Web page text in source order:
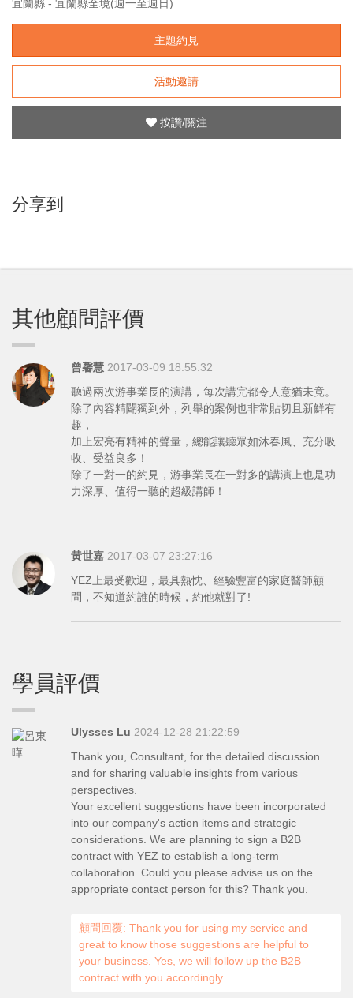
宜蘭縣 - 宜蘭縣全境(週一至週日)
主題約見
活動邀請
按讚/關注
分享到
其他顧問評價
曾馨慧 2017-03-09 18:55:32
聽過兩次游事業長的演講，每次講完都令人意猶未竟。
除了內容精闢獨到外，列舉的案例也非常貼切且新鮮有
趣，
加上宏亮有精神的聲量，總能讓聽眾如沐春風、充分吸
收、受益良多！
除了一對一的約見，游事業長在一對多的講演上也是功
力深厚、值得一聽的超級講師！
黃世嘉 2017-03-07 23:27:16
YEZ上最受歡迎，最具熱忱、經驗豐富的家庭醫師顧
問，不知道約誰的時候，約他就對了!
學員評價
Ulysses Lu 2024-12-28 21:22:59
Thank you, Consultant, for the detailed discussion
and for sharing valuable insights from various
perspectives.
Your excellent suggestions have been incorporated
into our company's action items and strategic
considerations. We are planning to sign a B2B
contract with YEZ to establish a long-term
collaboration. Could you please advise us on the
appropriate contact person for this? Thank you.
顧問回覆: Thank you for using my service and
great to know those suggestions are helpful to
your business. Yes, we will follow up the B2B
contract with you accordingly.